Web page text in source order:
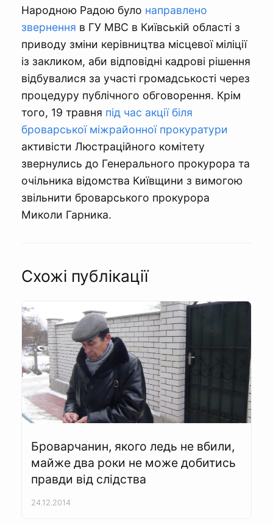
Народною Радою було направлено
звернення в ГУ МВС в Київській області з
приводу зміни керівництва місцевої міліції
із закликом, аби відповідні кадрові рішення
відбувалися за участі громадськості через
процедуру публічного обговорення. Крім
того, 19 травня під час акції біля
броварської міжрайонної прокуратури
активісти Люстраційного комітету
звернулись до Генерального прокурора та
очільника відомства Київщини з вимогою
звільнити броварського прокурора
Миколи Гарника.
Схожі публікації
Броварчанин, якого ледь не вбили,
майже два роки не може добитись
правди від слідства
24.12.2014